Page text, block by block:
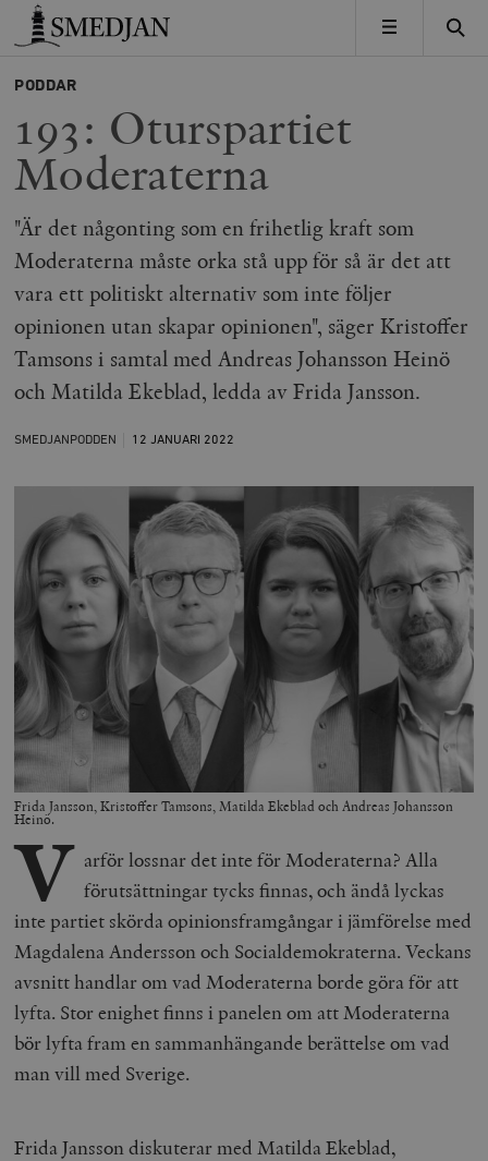
Timbro
MENY
PODDAR
193: Oturspartiet
Moderaterna
"Är det någonting som en frihetlig kraft som
Moderaterna måste orka stå upp för så är det att
vara ett politiskt alternativ som inte följer
opinionen utan skapar opinionen", säger Kristoffer
Tamsons i samtal med Andreas Johansson Heinö
och Matilda Ekeblad, ledda av Frida Jansson.
SMEDJANPODDEN 12 JANUARI 2022
Frida Jansson, Kristoffer Tamsons, Matilda Ekeblad och Andreas Johansson
Heinö.
V arför lossnar det inte för Moderaterna? Alla
förutsättningar tycks finnas, och ändå lyckas
inte partiet skörda opinionsframgångar i jämförelse med
Magdalena Andersson och Socialdemokraterna. Veckans
avsnitt handlar om vad Moderaterna borde göra för att
lyfta. Stor enighet finns i panelen om att Moderaterna
bör lyfta fram en sammanhängande berättelse om vad
man vill med Sverige.
Frida Jansson diskuterar med Matilda Ekeblad,